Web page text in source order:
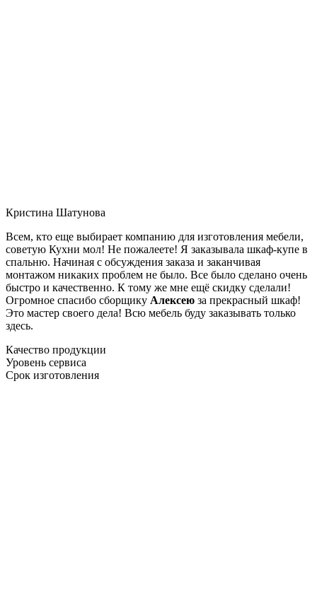
Кристина Шатунова
Всем, кто еще выбирает компанию для изготовления мебели,
советую Кухни мол! Не пожалеете! Я заказывала шкаф-купе в
спальню. Начиная с обсуждения заказа и заканчивая
монтажом никаких проблем не было. Все было сделано очень
быстро и качественно. К тому же мне ещё скидку сделали!
Огромное спасибо сборщику Алексею за прекрасный шкаф!
Это мастер своего дела! Всю мебель буду заказывать только
здесь.
Качество продукции
Уровень сервиса
Срок изготовления